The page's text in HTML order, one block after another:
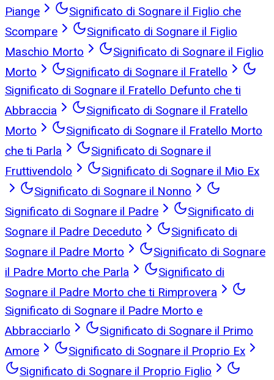
Piange
Significato di Sognare il Figlio che
Scompare
Significato di Sognare il Figlio
Maschio Morto
Significato di Sognare il Figlio
Morto
Significato di Sognare il Fratello
Significato di Sognare il Fratello Defunto che ti
Abbraccia
Significato di Sognare il Fratello
Morto
Significato di Sognare il Fratello Morto
che ti Parla
Significato di Sognare il
Fruttivendolo
Significato di Sognare il Mio Ex
Significato di Sognare il Nonno
Significato di Sognare il Padre
Significato di
Sognare il Padre Deceduto
Significato di
Sognare il Padre Morto
Significato di Sognare
il Padre Morto che Parla
Significato di
Sognare il Padre Morto che ti Rimprovera
Significato di Sognare il Padre Morto e
Abbracciarlo
Significato di Sognare il Primo
Amore
Significato di Sognare il Proprio Ex
Significato di Sognare il Proprio Figlio